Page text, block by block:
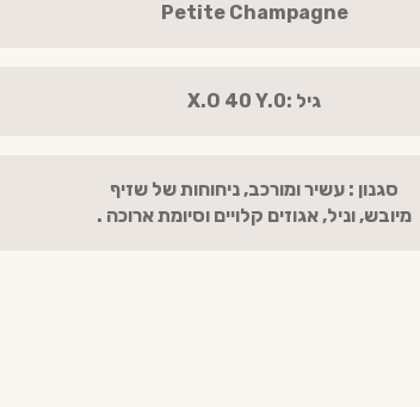
Petite Champagne
גיל :X.O 40 Y.0
סגנון : עשיר ומורכב, ניחוחות של שזיף
מיובש, וניל, אגוזים קלויים וסיומת ארוכה .